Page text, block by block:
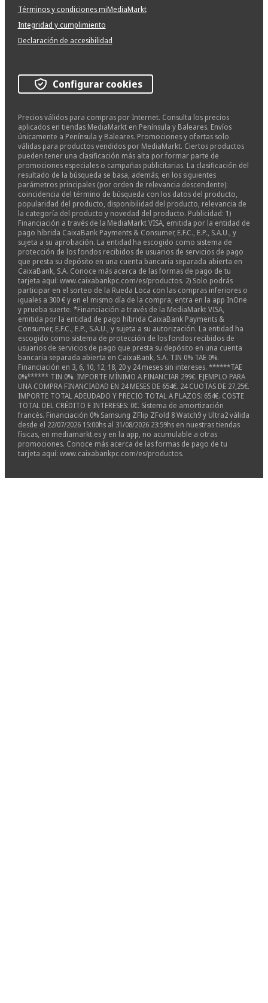
Términos y condiciones miMediaMarkt
Integridad y cumplimiento
Declaración de accesibilidad
Configurar cookies
Precios válidos para compras por Internet. Consulta los precios
aplicados en tiendas MediaMarkt en Península y Baleares. Envíos
únicamente a Península y Baleares. Promociones y ofertas solo
válidas para productos vendidos por MediaMarkt. Ciertos productos
pueden tener una clasificación más alta por formar parte de
promociones especiales o campañas publicitarias. La clasificación del
resultado de la búsqueda se basa, además, en los siguientes
parámetros principales (por orden de relevancia descendente):
coincidencia del término de búsqueda con los datos del producto,
popularidad del producto, disponibilidad del producto, relevancia de
la categoría del producto y novedad del producto. Publicidad: 1)
Financiación a través de la MediaMarkt VISA, emitida por la entidad de
pago híbrida CaixaBank Payments & Consumer, E.F.C., E.P., S.A.U., y
sujeta a su aprobación. La entidad ha escogido como sistema de
protección de los fondos recibidos de usuarios de servicios de pago
que presta su depósito en una cuenta bancaria separada abierta en
CaixaBank, S.A. Conoce más acerca de las formas de pago de tu
tarjeta aquí: www.caixabankpc.com/es/productos. 2) Solo podrás
participar en el sorteo de la Rueda Loca con las compras inferiores o
iguales a 300 € y en el mismo día de la compra; entra en la app InOne
y prueba suerte. *Financiación a través de la MediaMarkt VISA,
emitida por la entidad de pago híbrida CaixaBank Payments &
Consumer, E.F.C., E.P., S.A.U., y sujeta a su autorización. La entidad ha
escogido como sistema de protección de los fondos recibidos de
usuarios de servicios de pago que presta su depósito en una cuenta
bancaria separada abierta en CaixaBank, S.A. TIN 0% TAE 0%.
Financiación en 3, 6, 10, 12, 18, 20 y 24 meses sin intereses. ******TAE
0%****** TIN 0%. IMPORTE MÍNIMO A FINANCIAR 299€. EJEMPLO PARA
UNA COMPRA FINANCIADAD EN 24 MESES DE 654€. 24 CUOTAS DE 27,25€.
IMPORTE TOTAL ADEUDADO Y PRECIO TOTAL A PLAZOS: 654€. COSTE
TOTAL DEL CRÉDITO E INTERESES: 0€. Sistema de amortización
francés. Financiación 0% Samsung ZFlip ZFold 8 Watch9 y Ultra2 válida
desde el 22/07/2026 15:00hs al 31/08/2026 23:59hs en nuestras tiendas
físicas, en mediamarkt.es y en la app, no acumulable a otras
promociones. Conoce más acerca de las formas de pago de tu
tarjeta aquí: www.caixabankpc.com/es/productos.